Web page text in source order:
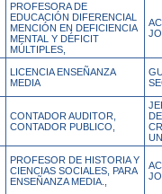
PROFESORA DE
EDUCACIÓN DIFERENCIAL
MENCIÓN EN DEFICIENCIA
MENTAL Y DÉFICIT
MÚLTIPLES,
LICENCIA ENSEÑANZA
MEDIA
CONTADOR AUDITOR,
CONTADOR PUBLICO,
PROFESOR DE HISTORIA Y
CIENCIAS SOCIALES, PARA
ENSEÑANZA MEDIA.,